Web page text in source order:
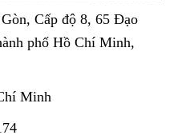
Cấp độ 8, 65 Đạo
phố Hồ Chí Minh,
Minh